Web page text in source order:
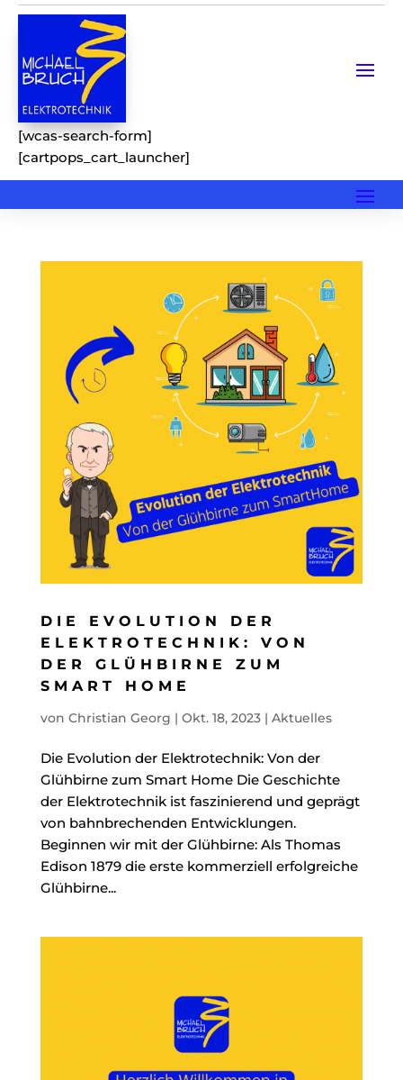
[wcas-search-form]
[cartpops_cart_launcher]
DIE EVOLUTION DER
ELEKTROTECHNIK: VON
DER GLÜHBIRNE ZUM
SMART HOME
von Christian Georg | Okt. 18, 2023| Aktuelles
Die Evolution der Elektrotechnik: Von der
Glühbirne zum Smart Home Die Geschichte
der Elektrotechnik ist faszinierend und geprägt
von bahnbrechenden Entwicklungen.
Beginnen wir mit der Glühbirne: Als Thomas
Edison 1879 die erste kommerziell erfolgreiche
Glühbirne...